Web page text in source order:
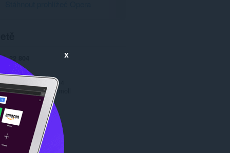
x
22 804
1,2 MB
5. listopadu 2014
Copyright 2014 jammoll